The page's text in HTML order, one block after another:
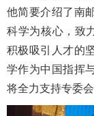
他简要介绍了南
科学为核心，致
积极吸引人才的
学作为中国指挥
将全力支持专委会